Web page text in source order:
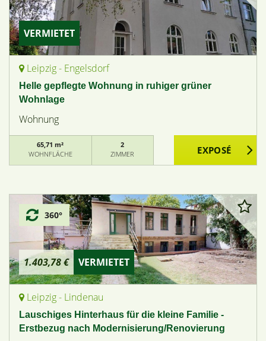
VERMIETET
Leipzig - Engelsdorf
Helle gepflegte Wohnung in ruhiger grüner
Wohnlage
Wohnung
65,71 m²
WOHNFLÄCHE
2
ZIMMER
1.403,78 € VERMIETET
360°
Leipzig - Lindenau
Lauschiges Hinterhaus für die kleine Familie -
Erstbezug nach Modernisierung/Renovierung